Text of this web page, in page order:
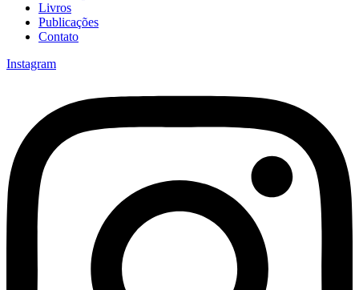
Livros
Publicações
Contato
Instagram